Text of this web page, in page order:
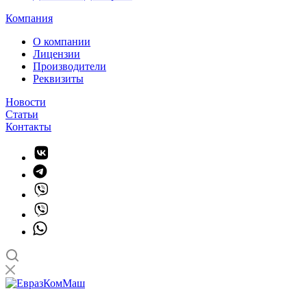
Компания
О компании
Лицензии
Производители
Реквизиты
Новости
Статьи
Контакты